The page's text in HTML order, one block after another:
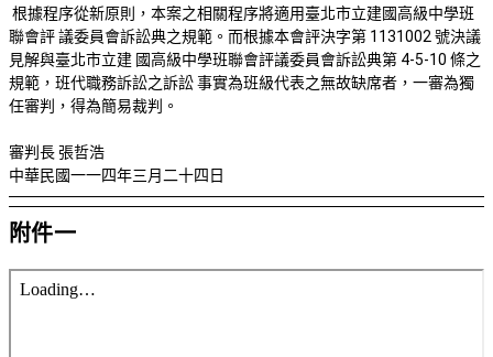
根據程序從新原則，本案之相關程序將適用臺北市立建國高級中學班
聯會評 議委員會訴訟典之規範。而根據本會評決字第 1131002 號決議
見解與臺北市立建 國高級中學班聯會評議委員會訴訟典第 4-5-10 條之
規範，班代職務訴訟之訴訟 事實為班級代表之無故缺席者，一審為獨
任審判，得為簡易裁判。
審判長 張哲浩
中華民國一一四年三月二十四日
附件一